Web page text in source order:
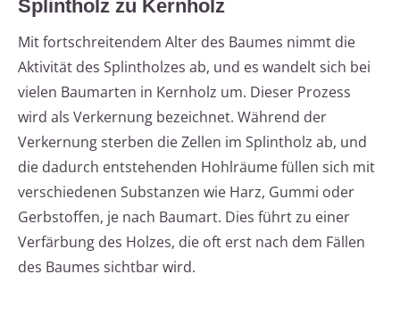
Splintholz zu Kernholz
Mit fortschreitendem Alter des Baumes nimmt die
Aktivität des Splintholzes ab, und es wandelt sich bei
vielen Baumarten in Kernholz um. Dieser Prozess
wird als Verkernung bezeichnet. Während der
Verkernung sterben die Zellen im Splintholz ab, und
die dadurch entstehenden Hohlräume füllen sich mit
verschiedenen Substanzen wie Harz, Gummi oder
Gerbstoffen, je nach Baumart. Dies führt zu einer
Verfärbung des Holzes, die oft erst nach dem Fällen
des Baumes sichtbar wird.